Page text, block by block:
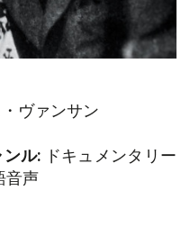
ヴァンサン
ンル: ドキュメンタリー
音声